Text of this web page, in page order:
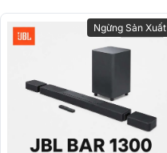
Ngừng Sản Xuất